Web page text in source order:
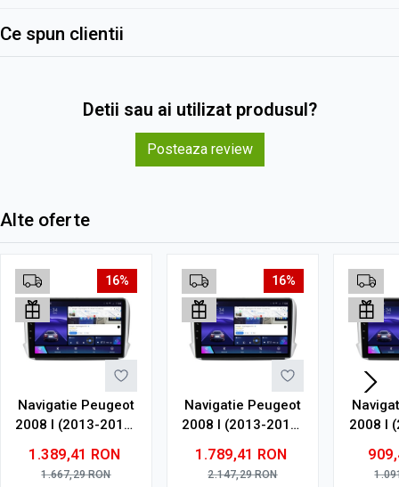
Ce spun clientii
Detii sau ai utilizat produsul?
Posteaza review
Alte oferte
16%
Navigatie Peugeot
2008 I (2013-2019)
RAM, 128GB ROM,
Ecran QLED 10"
1.389,41 RON
1.667,29RON
16%
Navigatie Peugeot
2008 I (2013-2019)
RAM, 128GB ROM,
Ecran QLED 10"
1.789,41 RON
2.147,29RON
2008 I
RAM,